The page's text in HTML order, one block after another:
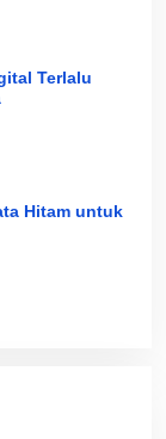
Terlalu
Hitam untuk